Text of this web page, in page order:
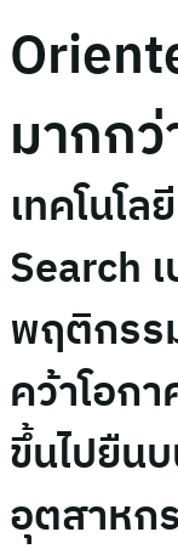
มากก
เทคโนโล
Search
พฤติกร
คว้าโอก
ขึ้นไปยืน
อุตสาหก